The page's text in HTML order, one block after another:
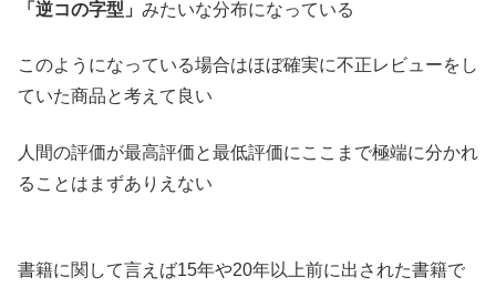
「逆コの字型」 みたいな分布になっている
このようになっている場合はほぼ確実に不正レビューをし
ていた商品と考えて良い
人間の評価が最高評価と最低評価にここまで極端に分かれ
ることはまずありえない
書籍に関して言えば15年や20年以上前に出された書籍で